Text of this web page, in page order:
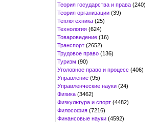
Теория государства и права (240)
Теория организации (39)
Теплотехника (25)
Технология (624)
Товароведение (16)
Транспорт (2652)
Трудовое право (136)
Туризм (90)
Уголовное право и процесс (406)
Управление (95)
Управленческие науки (24)
Физика (3462)
Физкультура и спорт (4482)
Философия (7216)
Финансовые науки (4592)